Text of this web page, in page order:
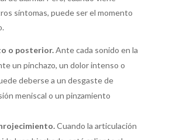
síntomas, puede ser el momento
o posterior.Ante cada sonido en la
un pinchazo, un dolor intenso o
deberse a un desgaste de
meniscal o un pinzamiento
Cuando la articulación